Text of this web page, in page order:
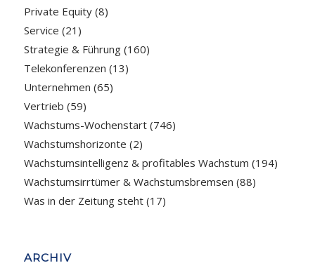
Private Equity(8)
Service (21)
Strategie & Führung(160)
Telekonferenzen (13)
Unternehmen (65)
Vertrieb (59)
Wachstums-Wochenstart(746)
Wachstumshorizonte (2)
Wachstumsintelligenz & profitables Wachstum (194)
Wachstumsirrtümer & Wachstumsbremsen (88)
Was in der Zeitung steht(17)
ARCHIV